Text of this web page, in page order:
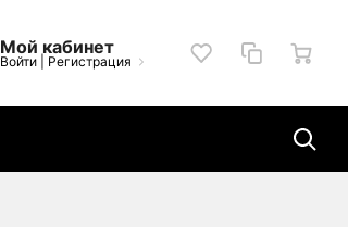
Мой кабинет
Войти| Регистрация